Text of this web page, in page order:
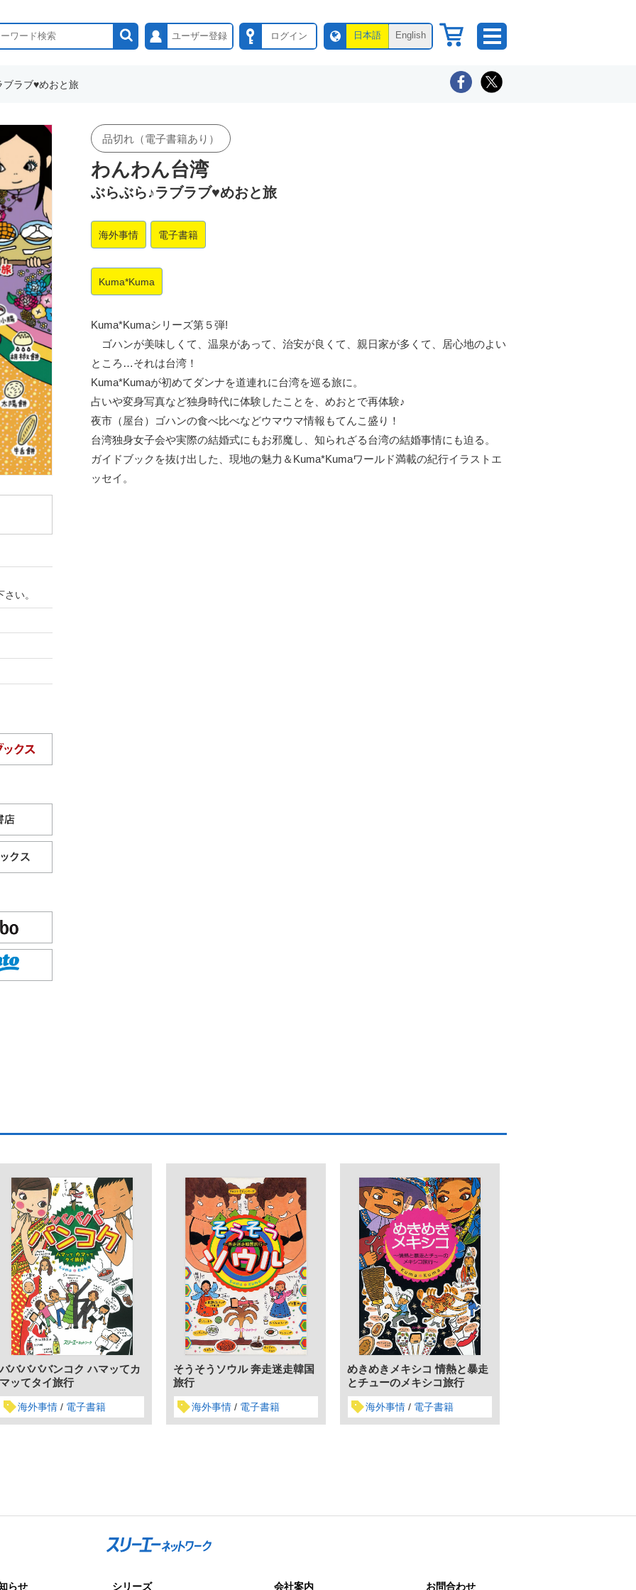
ユーザー登録 ログイン 日本語 English
ラブ♥めおと旅
品切れ（電子書籍あり）
わんわん台湾
ぶらぶら♪ラブラブ♥めおと旅
海外事情 電子書籍
Kuma*Kuma
Kuma*Kumaシリーズ第５弾!
ゴハンが美味しくて、温泉があって、治安が良くて、親日家が多くて、居心地のよい
ところ…それは台湾！
Kuma*Kumaが初めてダンナを道連れに台湾を巡る旅に。
占いや変身写真など独身時代に体験したことを、めおとで再体験♪
夜市（屋台）ゴハンの食べ比べなどウマウマ情報もてんこ盛り！
台湾独身女子会や実際の結婚式にもお邪魔し、知られざる台湾の結婚事情にも迫る。
ガイドブックを抜け出した、現地の魅力＆Kuma*Kumaワールド満載の紀行イラストエ
ッセイ。
い。
バババババンコク ハマッてカ
マッてタイ旅行
海外事情 電子書籍
そうそうソウル 奔走迷走韓国
旅行
海外事情 電子書籍
めきめきメキシコ 情熱と暴走
とチューのメキシコ旅行
海外事情 電子書籍
らせ シリーズ 会社案内 お問合わせ